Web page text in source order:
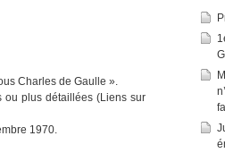
Charles de Gaulle ».
ou plus détaillées (Liens sur
1970.